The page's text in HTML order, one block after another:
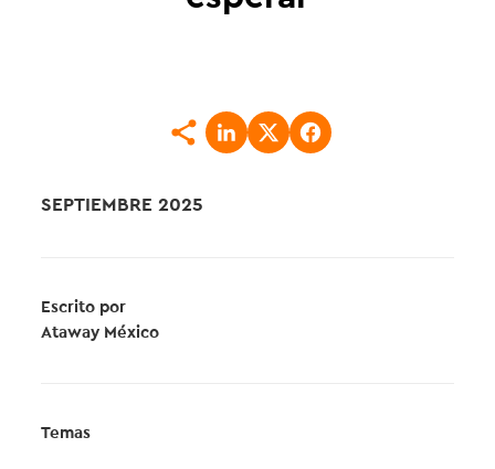
SEPTIEMBRE 2025
Escrito por
Ataway México
Temas